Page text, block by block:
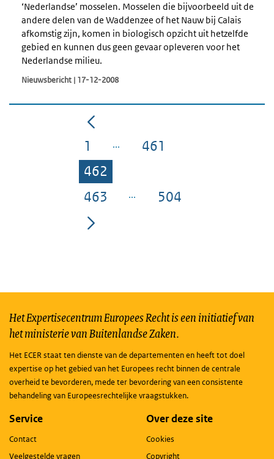
‘Nederlandse’ mosselen. Mosselen die bijvoorbeeld uit de
andere delen van de Waddenzee of het Nauw bij Calais
afkomstig zijn, komen in biologisch opzicht uit hetzelfde
gebied en kunnen dus geen gevaar opleveren voor het
Nederlandse milieu.
Nieuwsbericht | 17-12-2008
Pagina
1 Pagina
461
Pagina
462
Pagina
463 Pagina
504
Het Expertisecentrum Europees Recht is een initiatief van
het ministerie van Buitenlandse Zaken.
Het ECER staat ten dienste van de departementen en heeft tot doel
expertise op het gebied van het Europees recht binnen de centrale
overheid te bevorderen, mede ter bevordering van een consistente
behandeling van Europeesrechtelijke vraagstukken.
Service
Contact
Veelgestelde vragen
Over deze site
Cookies
Copyright